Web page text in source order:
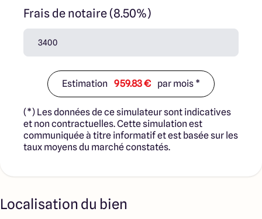
Frais de notaire (8.50%)
Estimation 959.83 € par mois *
(*) Les données de ce simulateur sont indicatives
et non contractuelles. Cette simulation est
communiquée à titre informatif et est basée sur les
taux moyens du marché constatés.
Localisation du bien